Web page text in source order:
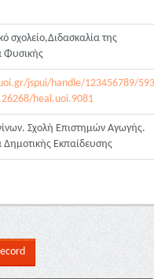
σχολείο,Διδασκαλία της
Φυσικής
jspui/handle/123456789/
heal.uoi.9081
Σχολή Επιστημών Αγωγής.
Εκπαίδευσης